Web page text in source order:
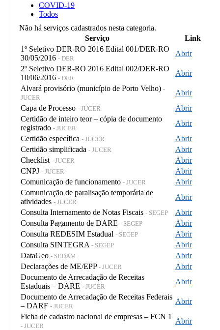
COVID-19
Todos
Não há serviços cadastrados nesta categoria.
Serviço
Link
1º Seletivo DER-RO 2016 Edital 001/DER-RO
30/05/2016 - DER
Abrir
2º Seletivo DER-RO 2016 Edital 002/DER-RO
10/06/2016 - DER
Abrir
Alvará provisório (município de Porto Velho) -
JUCER
Abrir
Capa de Processo - JUCER
Abrir
Certidão de inteiro teor – cópia de documento
registrado - JUCER
Abrir
Certidão específica - JUCER
Abrir
Certidão simplificada - JUCER
Abrir
Checklist - JUCER
Abrir
CNPJ - JUCER
Abrir
Comunicação de funcionamento - JUCER
Abrir
Comunicação de paralisação temporária de
atividades - JUCER
Abrir
Consulta Internamento de Notas Fiscais - SEGEP
Abrir
Consulta Pagamento de DARE - SEGEP
Abrir
Consulta REDESIM Estadual - SEGEP
Abrir
Consulta SINTEGRA - SEGEP
Abrir
DataGeo - SEDAM
Abrir
Declarações de ME/EPP - JUCER
Abrir
Documento de Arrecadação de Receitas
Estaduais – DARE - JUCER
Abrir
Documento de Arrecadação de Receitas Federais
– DARF - JUCER
Abrir
Ficha de cadastro nacional de empresas – FCN 1
- JUCER
Abrir